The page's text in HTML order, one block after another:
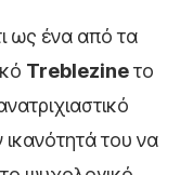
ως ένα από τα
Treblezineτο
του να